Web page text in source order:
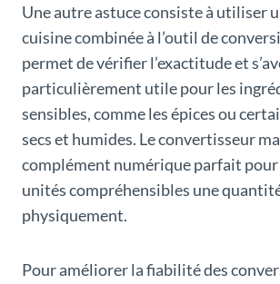
Une autre astuce consiste à utiliser
cuisine combinée à l’outil de
permet de vérifier l’exactitude et
particulièrement utile pour les
sensibles, comme les épices ou
secs et humides. Le convertisseur
complément numérique parfait
unités compréhensibles une
physiquement.
Pour améliorer la fiabilité des